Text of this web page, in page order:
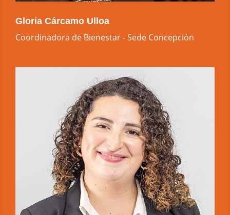
Gloria Cárcamo Ulloa
Coordinadora de Bienestar - Sede Concepción